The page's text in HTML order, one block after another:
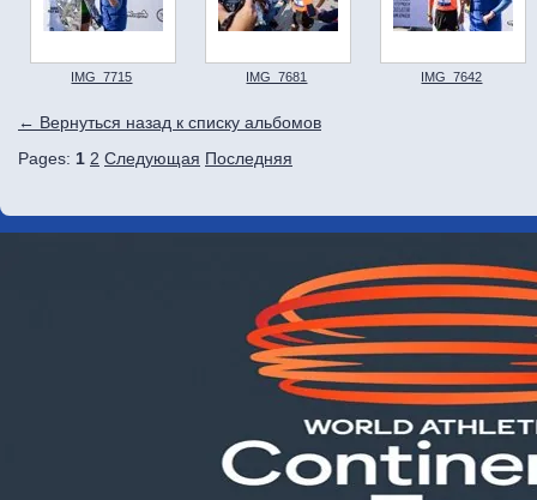
IMG_7715 IMG_7681 IMG_7642
← Вернуться назад к списку альбомов
Pages: 1 2 Следующая Последняя